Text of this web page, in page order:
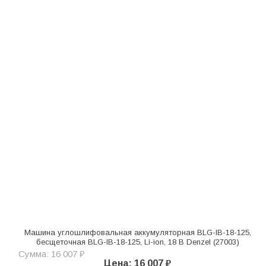
Машина углошлифовальная аккумуляторная BLG-IB-18-125,
бесщеточная BLG-IB-18-125, Li-ion, 18 В Denzel (27003)
Сумма: 16 007 ₽
Цена: 16 007 ₽